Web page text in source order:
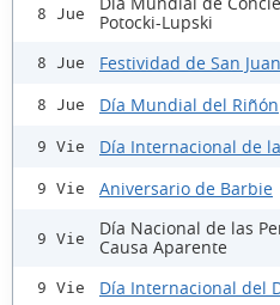
8 Jue
Potocki-Lupski
8 Jue Festividad de San
8 Jue Día Mundial del Riñón
9 Vie Día Internacional de
9 Vie Aniversario de Barbie
9 Vie
Día Nacional de las
Causa Aparente
9 Vie Día Internacional del